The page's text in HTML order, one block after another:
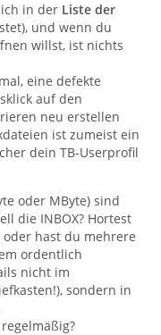
in der Liste der
und wenn du
willst, ist nichts
eine defekte
auf den
neu erstellen
ist zumeist ein
dein TB-Userprofil
oder MByte) sind
die INBOX? Hortest
hast du mehrere
ordentlich
nicht im
sondern in